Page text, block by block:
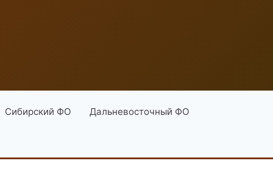
Сибирский ФО Дальневосточный ФО